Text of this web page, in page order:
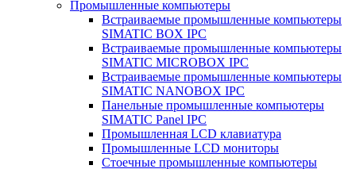
Промышленные компьютеры
Встраиваемые промышленные компьютеры
SIMATIC BOX IPC
Встраиваемые промышленные компьютеры
SIMATIC MICROBOX IPC
Встраиваемые промышленные компьютеры
SIMATIC NANOBOX IPC
Панельные промышленные компьютеры
SIMATIC Panel IPC
Промышленная LCD клавиатура
Промышленные LCD мониторы
Стоечные промышленные компьютеры